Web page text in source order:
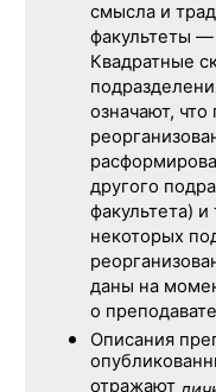
смысла и
факультеты —
Квадратные
означают,
другого
факультета)
некоторых
даны на
о
Описания